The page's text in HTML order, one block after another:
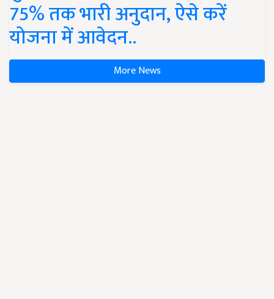
75% तक भारी अनुदान, ऐसे करें
योजना में आवेदन..
More News